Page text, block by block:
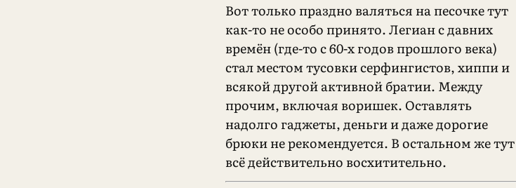
Вот только праздно валяться на песочке тут
как-то не особо принято. Легиан с давних
времён (где-то с 60-х годов прошлого века)
стал местом тусовки серфингистов, хиппи и
всякой другой активной братии. Между
прочим, включая воришек. Оставлять
надолго гаджеты, деньги и даже дорогие
брюки не рекомендуется. В остальном же тут
всё действительно восхитительно.